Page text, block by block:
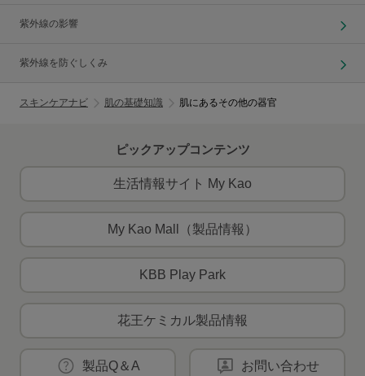
紫外線の影響
紫外線を防ぐしくみ
スキンケアナビ 肌の基礎知識 肌にあるその他の器官
ピックアップコンテンツ
生活情報サイト My Kao
My Kao Mall（製品情報）
KBB Play Park
花王ケミカル製品情報
製品Q＆A お問い合わせ